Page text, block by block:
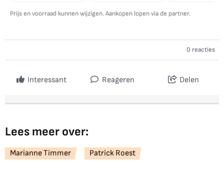
Prijs en voorraad kunnen wijzigen. Aankopen lopen via de partner.
0 reacties
Interessant Reageren Delen
Lees meer over:
Marianne Timmer Patrick Roest